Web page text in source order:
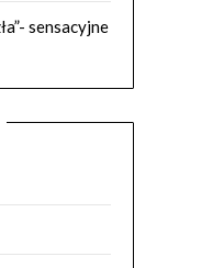
sensacyjne